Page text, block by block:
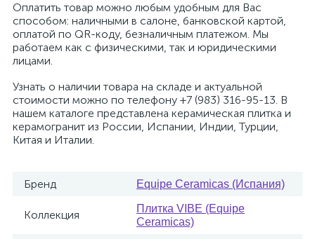
Оплатить товар можно любым удобным для Вас
способом: наличными в салоне, банковской картой,
оплатой по QR-коду, безналичным платежом. Мы
работаем как с физическими, так и юридическими
лицами.
Узнать о наличии товара на складе и актуальной
стоимости можно по телефону +7 (983) 316-95-13. В
нашем каталоге представлена керамическая плитка и
керамогранит из России, Испании, Индии, Турции,
Китая и Италии.
Бренд Equipe Ceramicas (Испания)
Коллекция
Плитка VIBE (Equipe
Ceramicas)